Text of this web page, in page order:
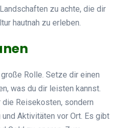
zu achte, die dir
hautnah zu erleben.
Rolle. Setze dir einen
was du dir leisten kannst.
Reisekosten, sondern
Aktivitäten vor Ort. Es gibt